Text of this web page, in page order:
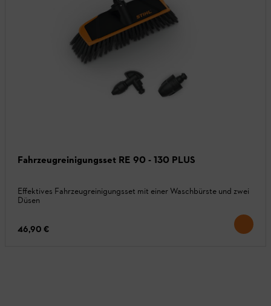
Fahrzeugreinigungsset RE 90 - 130 PLUS
Effektives Fahrzeugreinigungsset mit einer Waschbürste und zwei
Düsen
46,90 €